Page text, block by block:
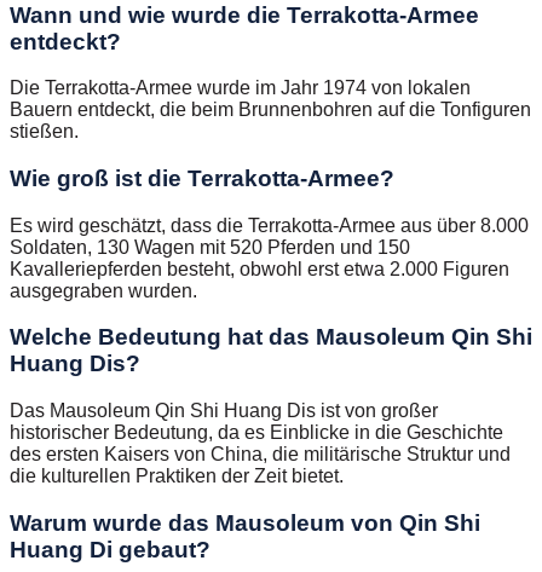
Wann und wie wurde die Terrakotta-Armee
entdeckt?
Die Terrakotta-Armee wurde im Jahr 1974 von lokalen
Bauern entdeckt, die beim Brunnenbohren auf die Tonfiguren
stießen.
Wie groß ist die Terrakotta-Armee?
Es wird geschätzt, dass die Terrakotta-Armee aus über 8.000
Soldaten, 130 Wagen mit 520 Pferden und 150
Kavalleriepferden besteht, obwohl erst etwa 2.000 Figuren
ausgegraben wurden.
Welche Bedeutung hat das Mausoleum Qin Shi
Huang Dis?
Das Mausoleum Qin Shi Huang Dis ist von großer
historischer Bedeutung, da es Einblicke in die Geschichte
des ersten Kaisers von China, die militärische Struktur und
die kulturellen Praktiken der Zeit bietet.
Warum wurde das Mausoleum von Qin Shi
Huang Di gebaut?